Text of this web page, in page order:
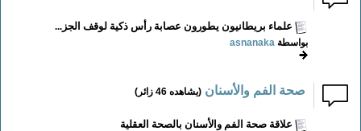
علماء بريطانيون يطورون عصابة رأس ذكية لوقف الجز...
بواسطةasnanaka
صحة الفم والأسنان (يشاهده 46 زائر)
علاقة صحة الفم والأسنان بالصحة العقلية